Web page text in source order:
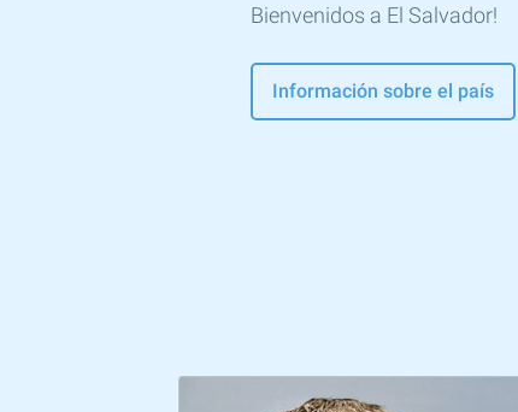
Bienvenidos a El Salvador!
Información sobre el país